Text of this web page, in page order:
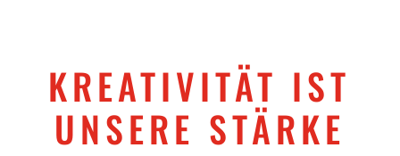
KREATIVITÄT IST
UNSERE STÄRKE